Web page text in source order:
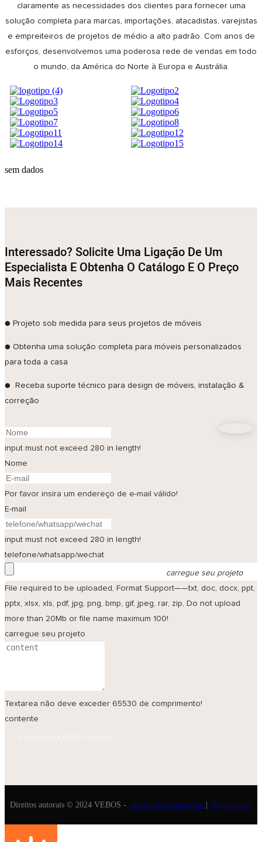
claramente as necessidades dos clientes para fornecer uma
solução completa para marcas, importações, atacadistas, varejistas
e empreiteiros de projetos de médio a alto padrão. Com anos de
esforços, desenvolvemos uma poderosa rede de vendas em todo
o mundo, da América do Norte à Europa e Austrália.
sem dados
Interessado? Solicite Uma Ligação De Um
Especialista E Obtenha O Catálogo E O Preço
Mais Recentes
● Projeto sob medida para seus projetos de móveis
● Obtenha uma solução completa para móveis personalizados
para toda a casa
●
Receba suporte técnico para design de móveis, instalação &
correção
input must not exceed 280 in length!
Nome
Por favor insira um endereço de e-mail válido!
E-mail
input must not exceed 280 in length!
telefone/whatsapp/wechat
carregue seu projeto
File required to be uploaded, Format Support——txt, doc, docx, ppt,
pptx, xlsx, xls, pdf, jpg, png, bmp, gif, jpeg, rar, zip, Do not upload
more than 20Mb or file name maximum 100!
carregue seu projeto
Textarea não deve exceder 65530 de comprimento!
contente
Direitos autorais © 2024 VEBOS - www.veboshome.com Mapa do site